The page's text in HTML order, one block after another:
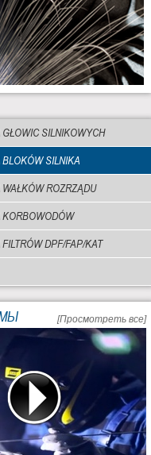
SILNIKOWYCH
SILNIKA
ROZRZĄDU
DPF/FAP/KAT
[Просмотреть все]